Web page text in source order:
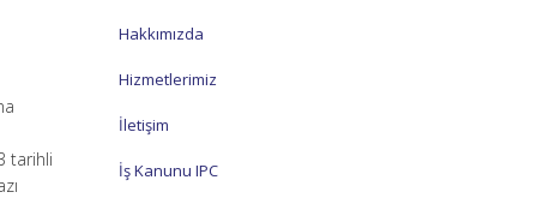
tarihli
Hakkımızda
Hizmetlerimiz
İletişim
İş Kanunu IPC